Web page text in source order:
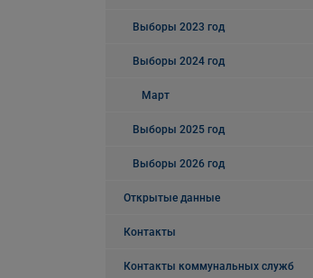
Выборы 2023 год
Выборы 2024 год
Март
Выборы 2025 год
Выборы 2026 год
Открытые данные
Контакты
Контакты коммунальных служб